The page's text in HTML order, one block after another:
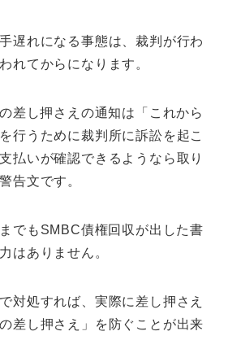
遅れになる事態は、裁判が行わ
れてからになります。
差し押さえの通知は「これから
行うために裁判所に訴訟を起こ
払いが確認できるようなら取り
告文です。
でもSMBC債権回収が出した書
はありません。
対処すれば、実際に差し押さえ
差し押さえ」を防ぐことが出来